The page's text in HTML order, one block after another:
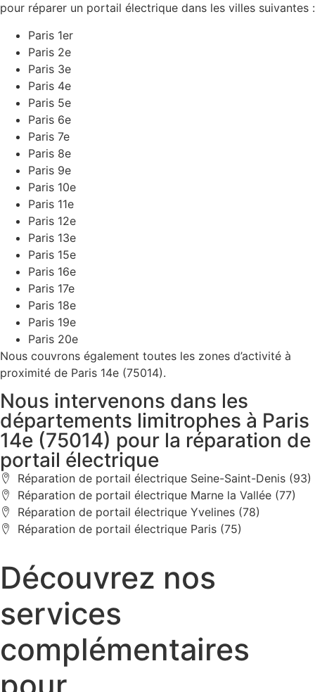
pour réparer un portail électrique dans les villes suivantes :
Paris 1er
Paris 2e
Paris 3e
Paris 4e
Paris 5e
Paris 6e
Paris 7e
Paris 8e
Paris 9e
Paris 10e
Paris 11e
Paris 12e
Paris 13e
Paris 15e
Paris 16e
Paris 17e
Paris 18e
Paris 19e
Paris 20e
Nous couvrons également toutes les zones d’activité à
proximité de Paris 14e (75014).
Nous intervenons dans les
départements limitrophes à Paris
14e (75014) pour la réparation de
portail électrique
Réparation de portail électrique Seine-Saint-Denis (93)
Réparation de portail électrique Marne la Vallée (77)
Réparation de portail électrique Yvelines (78)
Réparation de portail électrique Paris (75)
Découvrez nos
services
complémentaires